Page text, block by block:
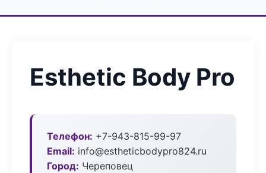
Esthetic Body Pro
Телефон: +7-943-815-99-97
Email: info@estheticbodypro824.ru
Город: Череповец